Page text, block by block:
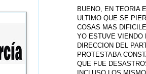
BUENO, EN TEORIA
ULTIMO QUE SE
COSAS MAS
YO ESTUVE VIENDO
DIRECCION DEL
PROTESTABA
QUE FUE